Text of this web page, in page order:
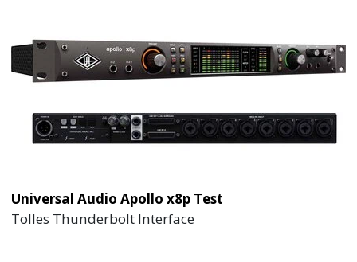
Universal Audio Apollo x8p Test
Tolles Thunderbolt Interface